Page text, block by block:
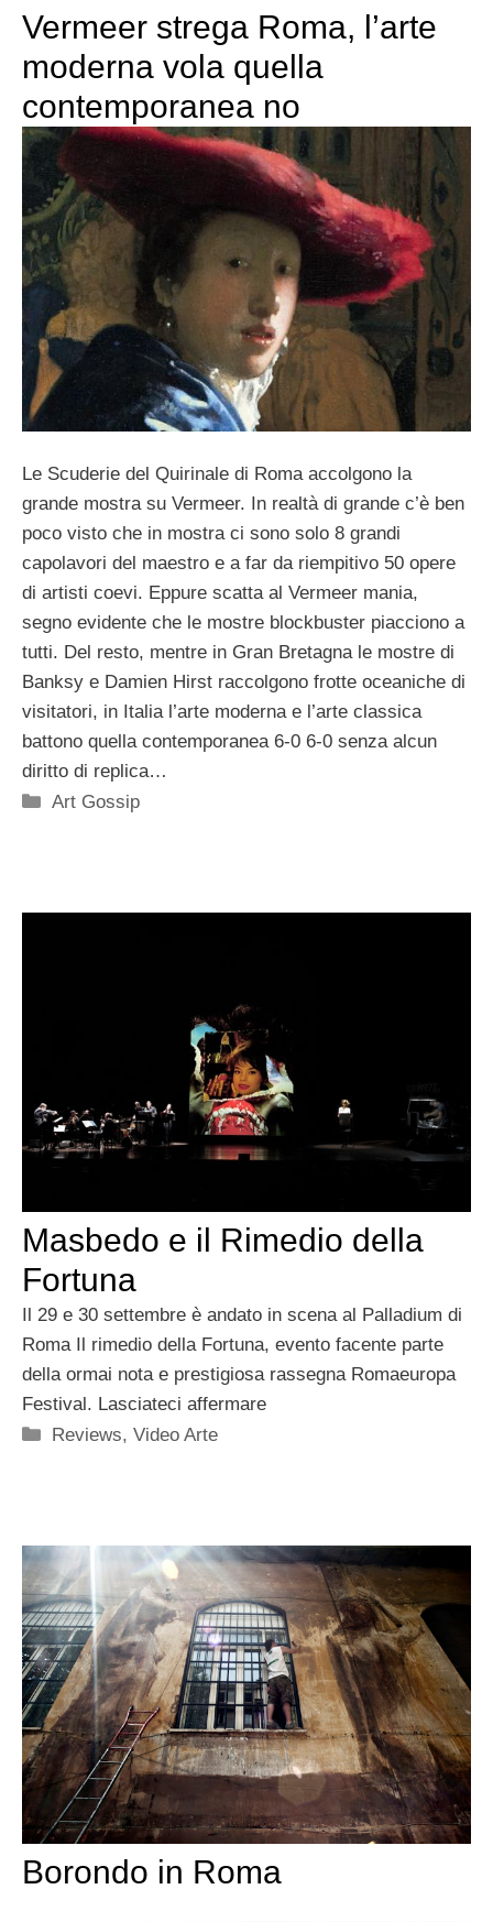
Vermeer strega Roma, l’arte
moderna vola quella
contemporanea no
Le Scuderie del Quirinale di Roma accolgono la
grande mostra su Vermeer. In realtà di grande c’è ben
poco visto che in mostra ci sono solo 8 grandi
capolavori del maestro e a far da riempitivo 50 opere
di artisti coevi. Eppure scatta al Vermeer mania,
segno evidente che le mostre blockbuster piacciono a
tutti. Del resto, mentre in Gran Bretagna le mostre di
Banksy e Damien Hirst raccolgono frotte oceaniche di
visitatori, in Italia l’arte moderna e l’arte classica
battono quella contemporanea 6-0 6-0 senza alcun
diritto di replica…
Categorie
Art Gossip
Masbedo e il Rimedio della
Fortuna
Il 29 e 30 settembre è andato in scena al Palladium di
Roma Il rimedio della Fortuna, evento facente parte
della ormai nota e prestigiosa rassegna Romaeuropa
Festival. Lasciateci affermare
Categorie
Reviews,Video Arte
Borondo in Roma